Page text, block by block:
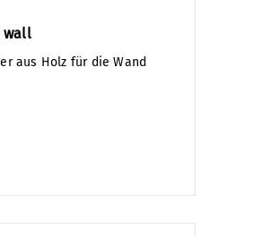
wall
aus Holz für die Wand